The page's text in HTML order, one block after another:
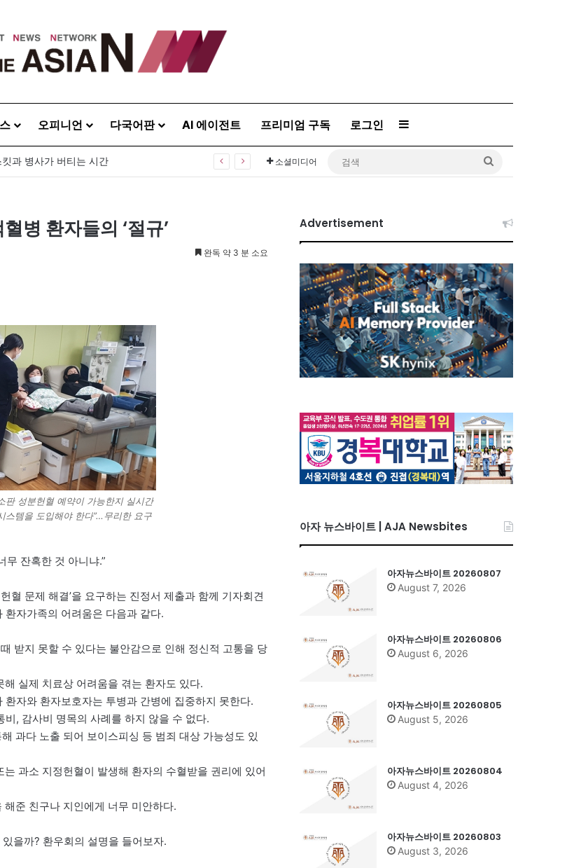
오피니언 다국어판 AI 에이전트 프리미엄 구독 로그인 Sidebar
3회 미라클다문화어워드 시상식 소셜미디어
병 환자들의 ‘절규’
완독 약 3 분 소요
판 성분헌혈 예약이 가능한지 실시간
스템을 도입해야 한다”…무리한 요구
무 잔혹한 것 아니냐.”
혈 문제 해결’을 요구하는 진정서 제출과 함께 기자회견
자가족의 어려움은 다음과 같다.
받지 못할 수 있다는 불안감으로 인해 정신적 고통을 당
실제 치료상 어려움을 겪는 환자도 있다.
자와 환자보호자는 투병과 간병에 집중하지 못한다.
, 감사비 명목의 사례를 하지 않을 수 없다.
과다 노출 되어 보이스피싱 등 범죄 대상 가능성도 있
과소 지정헌혈이 발생해 환자의 수혈받을 권리에 있어
준 친구나 지인에게 너무 미안하다.
을까? 환우회의 설명을 들어보자.
Advertisement
아자 뉴스바이트 | AJA Newsbites
아자뉴스바이트 20260807
August 7, 2026
아자뉴스바이트 20260806
August 6, 2026
아자뉴스바이트 20260805
August 5, 2026
아자뉴스바이트 20260804
August 4, 2026
아자뉴스바이트 20260803
August 3, 2026